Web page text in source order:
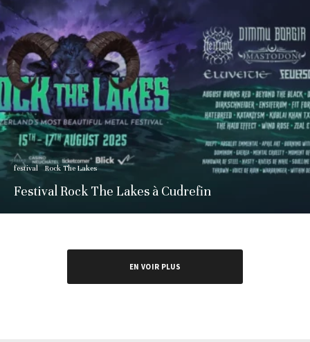
festival Rock The Lakes
Festival Rock The Lakes à Cudrefin
EN VOIR PLUS